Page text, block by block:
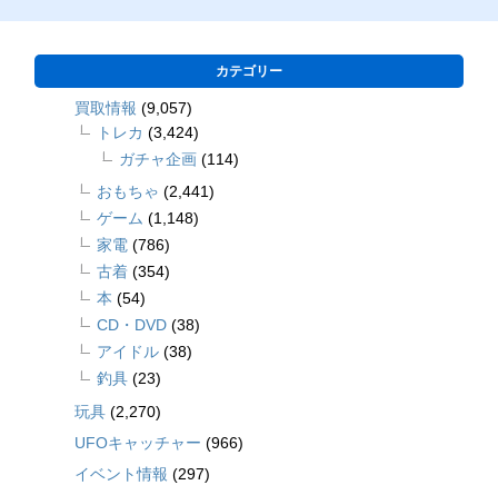
カテゴリー
買取情報 (9,057)
トレカ (3,424)
ガチャ企画 (114)
おもちゃ (2,441)
ゲーム (1,148)
家電 (786)
古着 (354)
本 (54)
CD・DVD (38)
アイドル (38)
釣具 (23)
玩具 (2,270)
UFOキャッチャー (966)
イベント情報 (297)